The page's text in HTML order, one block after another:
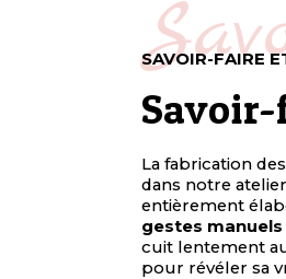
SAVOIR-FAIRE
La fabrication
dans notre
entièrement
gestes
cuit lentement
pour révéler sa